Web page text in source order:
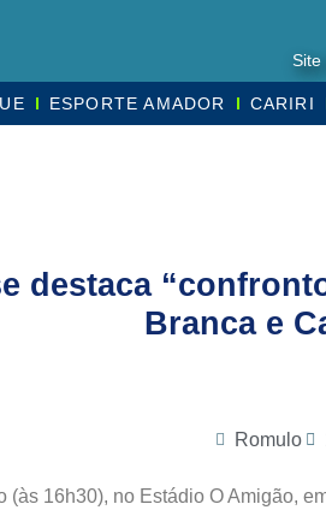
Site
ESPORTE AMADOR CARIRI
destaca
Branca e
Romulo
(às 16h30), no Estádio O Amigão,